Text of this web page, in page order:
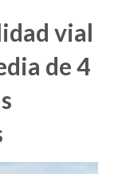
vial
de 4